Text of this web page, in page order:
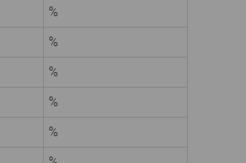
%
%
%
%
%